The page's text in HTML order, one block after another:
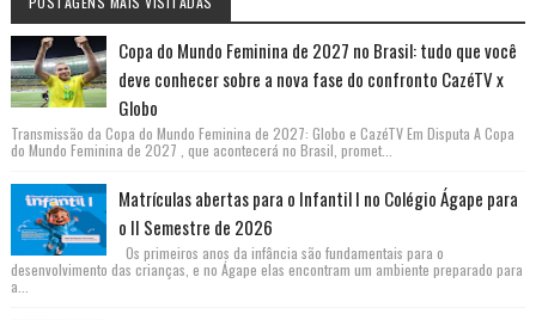
Copa do Mundo Feminina de 2027 no Brasil: tudo que você
deve conhecer sobre a nova fase do confronto CazéTV x
Globo
Transmissão da Copa do Mundo Feminina de 2027: Globo e CazéTV Em Disputa A Copa
do Mundo Feminina de 2027 , que acontecerá no Brasil, promet...
Matrículas abertas para o Infantil I no Colégio Ágape para
o II Semestre de 2026
Os primeiros anos da infância são fundamentais para o
desenvolvimento das crianças, e no Ágape elas encontram um ambiente preparado para
a...